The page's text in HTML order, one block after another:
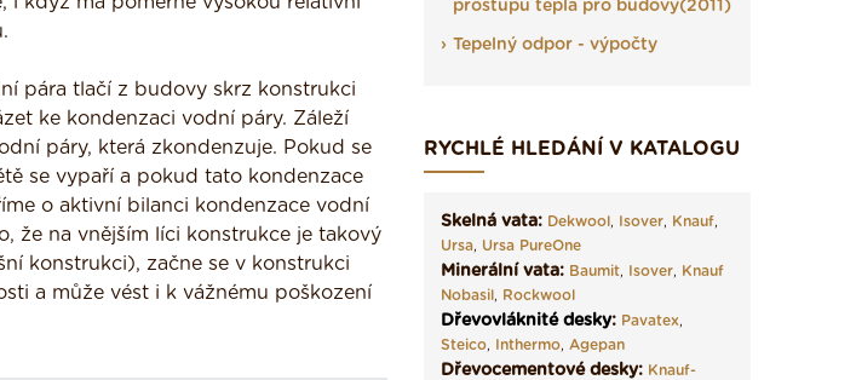
pára tlačí z budovy skrz konstrukci
ke kondenzaci vodní páry. Záleží
páry, která zkondenzuje. Pokud se
se vypaří a pokud tato kondenzace
o aktivní bilanci kondenzace vodní
že na vnějším líci konstrukce je takový
konstrukci), začne se v konstrukci
a může vést i k vážnému poškození
prostupu tepla pro budovy(2011)
Tepelný odpor - výpočty
RYCHLÉ HLEDÁNÍ V KATALOGU
Skelná vata: Dekwool, Isover, Knauf,
Ursa, Ursa PureOne
Minerální vata: Baumit, Isover, Knauf
Nobasil, Rockwool
Dřevovláknité desky: Pavatex,
Steico, Inthermo, Agepan
Dřevocementové desky: Knauf-